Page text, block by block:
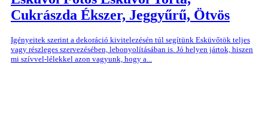
Cukrászda Ékszer, Jeggyűrű, Ötvös
Igényeitek szerint a dekoráció kivitelezésén túl segítünk Esküvőtök teljes
vagy részleges szervezésében, lebonyolításában is. Jó helyen jártok, hiszen
mi szívvel-lélekkel azon vagyunk, hogy a...